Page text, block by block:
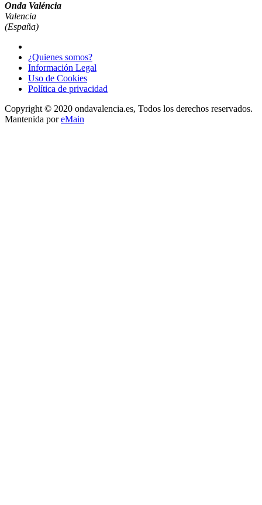
Onda Valéncia
Valencia
(España)
¿Quienes somos?
Información Legal
Uso de Cookies
Política de privacidad
Copyright © 2020 ondavalencia.es, Todos los derechos reservados.
Mantenida poreMain